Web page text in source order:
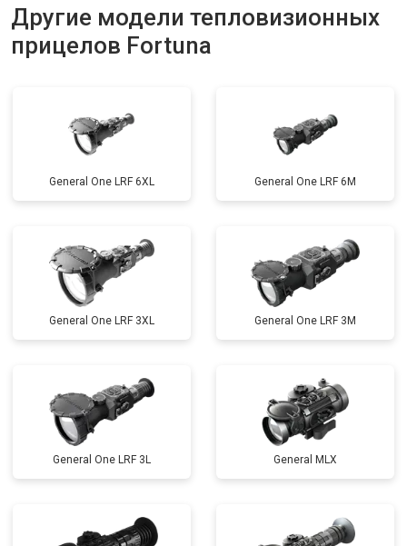
Другие модели тепловизионных
прицелов Fortuna
General One LRF 6XL General One LRF 6M
General One LRF 3XL General One LRF 3M
General One LRF 3L General MLX